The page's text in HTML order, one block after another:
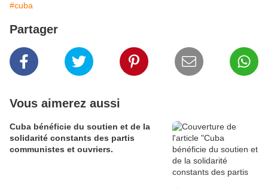
#cuba
Partager
Vous aimerez aussi
Cuba bénéficie du soutien et de la
solidarité constants des partis
communistes et ouvriers.